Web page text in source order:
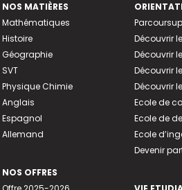
NOS MATIÈRES
Mathématiques
Histoire
Géographie
SVT
Physique Chimie
Anglais
Espagnol
Allemand
NOS OFFRES
Parcoursup
Découvrir
Découvrir
Découvrir
Découvrir
Ecole de
Ecole de
Ecole
Devenir